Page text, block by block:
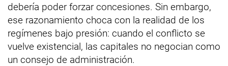
debería poder forzar concesiones. Sin embargo,
ese razonamiento choca con la realidad de los
regímenes bajo presión: cuando el conflicto se
vuelve existencial, las capitales no negocian como
un consejo de administración.